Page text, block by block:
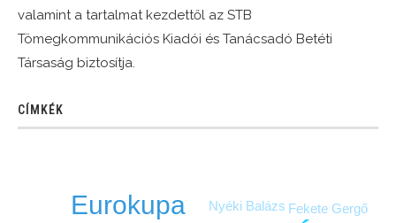
valamint a tartalmat kezdettől az STB
Tömegkommunikációs Kiadói és Tanácsadó Betéti
Társaság biztosítja.
CÍMKÉK
Eurokupa Fekete Gergő
Nyéki Balázs